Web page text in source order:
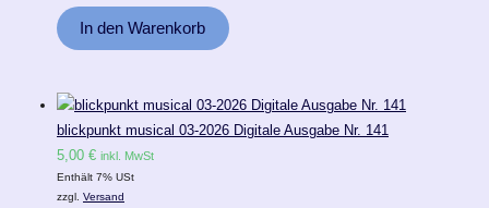
In den Warenkorb
blickpunkt musical 03-2026 Digitale Ausgabe Nr. 141
5,00 € inkl. MwSt
Enthält 7% USt
zzgl. Versand